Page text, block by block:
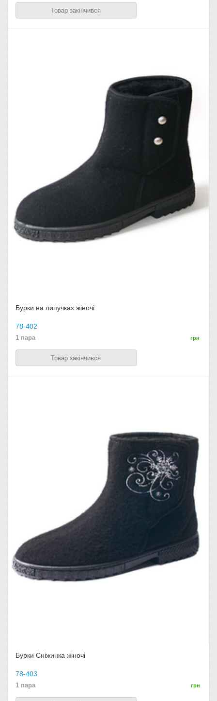
Товар закінчився
Бурки на липучках жіночі
78-402
1 пара грн
Товар закінчився
Бурки Сніжинка жіночі
78-403
1 пара грн